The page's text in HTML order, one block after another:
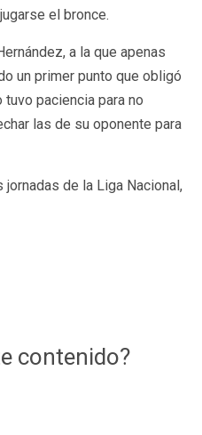
el bronce.
a la que apenas
un primer punto que obligó
paciencia para no
las de su oponente para
de la Liga Nacional,
contenido?